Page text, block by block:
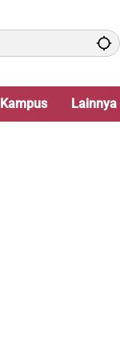
Kampus Lainnya